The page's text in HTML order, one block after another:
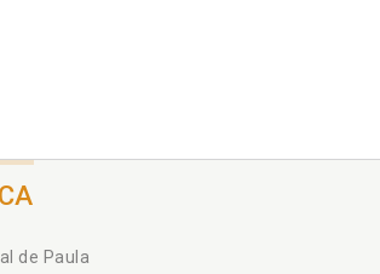
de Paula